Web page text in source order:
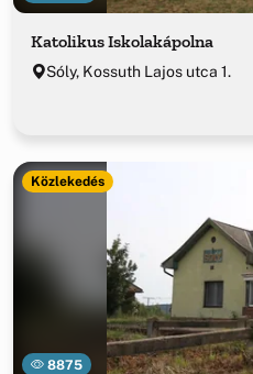
Katolikus Iskolakápolna
Sóly, Kossuth Lajos utca 1.
8875
Közlekedés